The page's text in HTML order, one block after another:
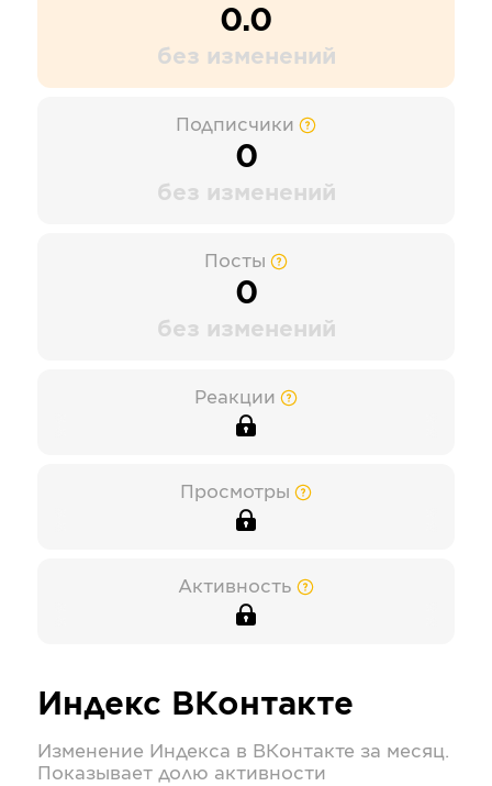
0.0
без изменений
Подписчики
0
без изменений
Посты
0
без изменений
Реакции
Просмотры
Активность
Индекс ВКонтакте
Изменение Индекса в ВКонтакте за месяц.
Показывает долю активности